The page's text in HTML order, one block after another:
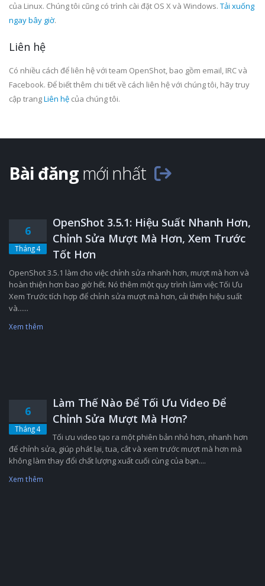
của Linux. Chúng tôi cũng có trình cài đặt OS X và Windows. Tải xuống
ngay bây giờ.
Liên hệ
Có nhiều cách để liên hệ với team OpenShot, bao gồm email, IRC và
Facebook. Để biết thêm chi tiết về cách liên hệ với chúng tôi, hãy truy
cập trangLiên hệ của chúng tôi.
Bài đăng mới nhất
6
Tháng 4
OpenShot 3.5.1: Hiệu Suất Nhanh Hơn,
Chỉnh Sửa Mượt Mà Hơn, Xem Trước
Tốt Hơn
OpenShot 3.5.1 làm cho việc chỉnh sửa nhanh hơn, mượt mà hơn và
hoàn thiện hơn bao giờ hết. Nó thêm một quy trình làm việc Tối Ưu
Xem Trước tích hợp để chỉnh sửa mượt mà hơn, cải thiện hiệu suất
và......
Xem thêm
6
Tháng 4
Làm Thế Nào Để Tối Ưu Video Để
Chỉnh Sửa Mượt Mà Hơn?
Tối ưu video tạo ra một phiên bản nhỏ hơn, nhanh hơn
để chỉnh sửa, giúp phát lại, tua, cắt và xem trước mượt mà hơn mà
không làm thay đổi chất lượng xuất cuối cùng của bạn....
Xem thêm